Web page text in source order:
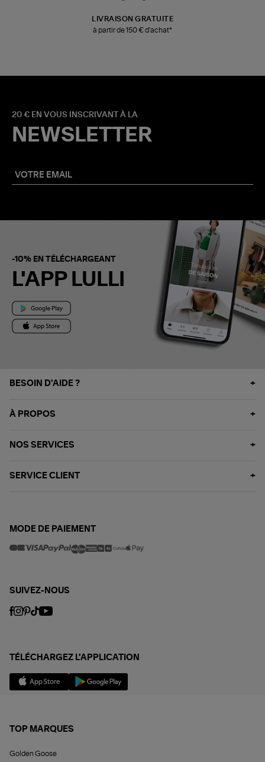
LIVRAISON GRATUITE
à partir de 150 € d'achat*
20 € EN VOUS INSCRIVANT À LA
NEWSLETTER
-10% EN TÉLÉCHARGEANT
L'APP LULLI
BESOIN D'AIDE ?
À PROPOS
NOS SERVICES
SERVICE CLIENT
MODE DE PAIEMENT
SUIVEZ-NOUS
TÉLÉCHARGEZ L'APPLICATION
TOP MARQUES
Golden Goose